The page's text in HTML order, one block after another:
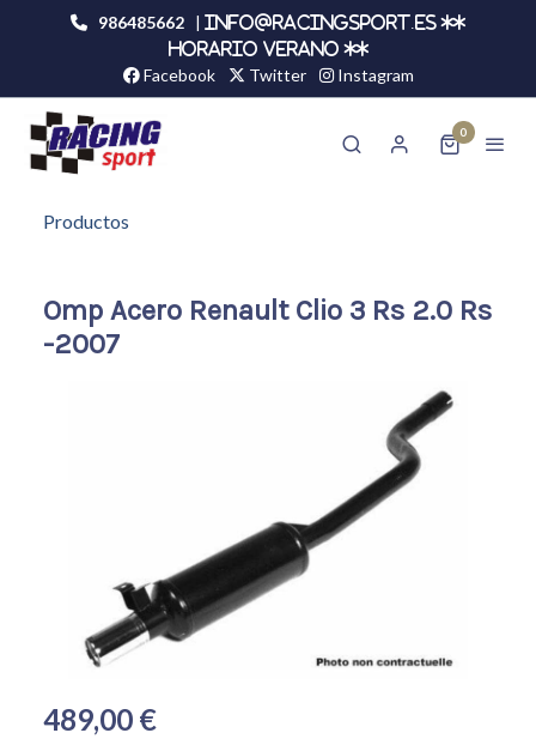
986485662 |
info@racingsport.es **
HORARIO VERANO **
Facebook Twitter Instagram
0
Productos
Omp Acero Renault Clio 3 Rs 2.0 Rs
-2007
489,00 €